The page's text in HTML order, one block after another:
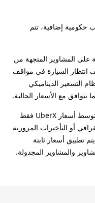
حكومية إضافية، تتم
المشاوير المتجهة من
انتظار السيارة في مواقف
التسعير الديناميكي
مع الأسعار الحالية.
*أسعار المشاوير النموذجية للركاب هي متوسط أسعار UberX فقط
أو التأخيرات المرورية
تطبيق أسعار ثابتة
والمشاوير المجدولة.